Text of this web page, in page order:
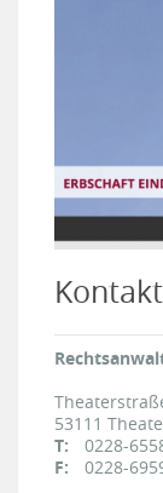
Kontakt
53111
T:
0228-
F:
0228-